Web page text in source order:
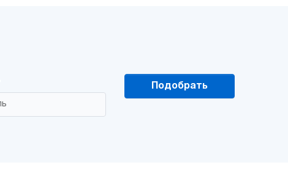
Подобрать